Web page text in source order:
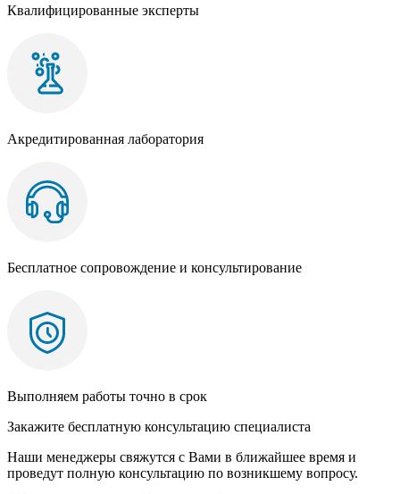
Квалифицированные эксперты
Акредитированная лаборатория
Бесплатное сопровождение и консультирование
Выполняем работы точно в срок
Закажите бесплатную консультацию специалиста
Наши менеджеры свяжутся с Вами в ближайшее время и
проведут полную консультацию по возникшему вопросу.